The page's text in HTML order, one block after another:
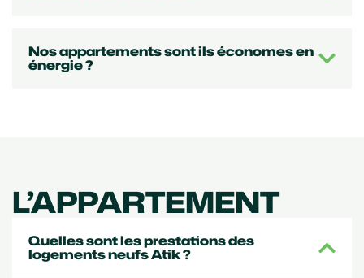
Nos appartements sont ils économes en
énergie ?
L’APPARTEMENT
Quelles sont les prestations des
logements neufs Atik ?